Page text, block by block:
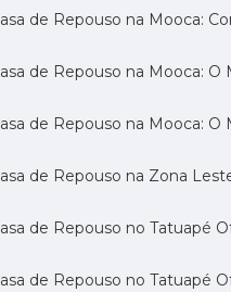
Casa de Repouso na Mooca:
Casa de Repouso na Mooca:
Casa de Repouso na Mooca:
Casa de Repouso na Zona
Casa de Repouso no Tatuapé
Casa de Repouso no Tatuapé